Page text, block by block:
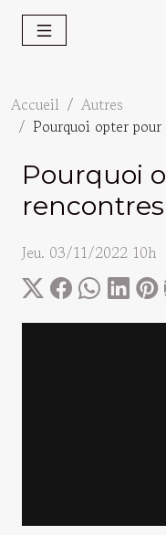
Accueil
Autres
Pourquoi opter
Pourquoi
Jeu. 03/11/2022 10h